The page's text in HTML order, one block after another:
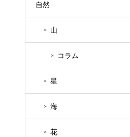
自然
山
コラム
星
海
花